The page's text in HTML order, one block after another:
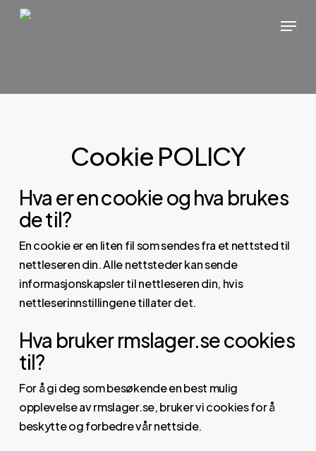
Hopp
Meny
Cookie POLICY
Hva er en cookie og hva brukes
de til?
En cookie er en liten fil som sendes fra et nettsted til
nettleseren din. Alle nettsteder kan sende
informasjonskapsler til nettleseren din, hvis
nettleserinnstillingene tillater det.
Hva bruker rmslager.se cookies
til?
For å gi deg som besøkende en best mulig
opplevelse av rmslager.se, bruker vi cookies for å
beskytte og forbedre vår nettside.